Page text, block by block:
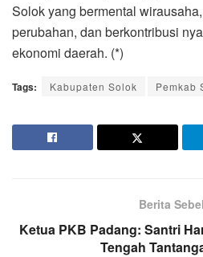
Solok yang bermental
perubahan, dan berkontribusi
ekonomi daerah. (*)
Tags: Kabupaten Solok Pemkab
Berita
Ketua PKB Padang: Santri
Tengah